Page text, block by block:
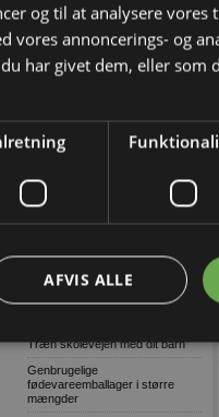
Lokal entreprenør skal bygge 30
almene boliger i Bramming
Kaospilot skal skabe kreative
arkitektledere i Aarhus
Konkurser i byggeriet (Uge
9 ud af 10: Stop links i e-mails
Dansk AI-platform dyster mod
overvågning til isproduktion
Grønne gaver i specialdesignet
Træn skolevejen med dit barn
Genbrugelige
fødevareemballager i større
mængder
og til at analysere vores
vores annoncerings- og
har givet dem, eller som
AFVIS ALLE